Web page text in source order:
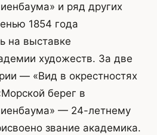
и ряд других
1854 года
на выставке
художеств. За две
— «Вид в окрестностях
берег в
— 24-летнему
звание академика.